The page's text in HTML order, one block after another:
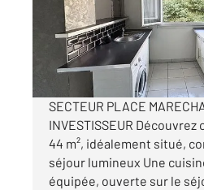
Appartement T2 à
68 000 €
Visiter le site dédié
SECTEUR PLACE
INVESTISSEUR
44 m², idéalement situé,
séjour lumineux Une
équipée, ouverte sur le